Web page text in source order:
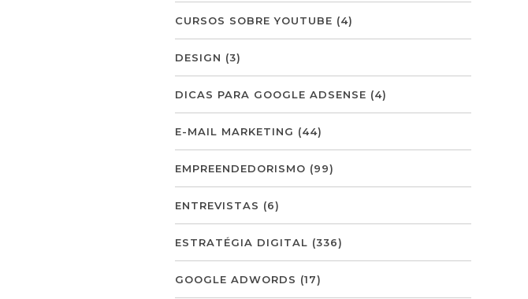
CURSOS SOBRE YOUTUBE (4)
DESIGN (3)
DICAS PARA GOOGLE ADSENSE (4)
E-MAIL MARKETING (44)
EMPREENDEDORISMO (99)
ENTREVISTAS (6)
ESTRATÉGIA DIGITAL (336)
GOOGLE ADWORDS (17)